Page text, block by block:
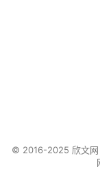
© 2016-2025 欣文网